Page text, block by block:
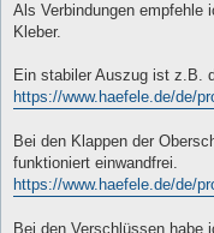
Als Verbindungen empfehle
Kleber.
Ein stabiler Auszug ist z.B.
https://www.haefele.de/de/
Bei den Klappen der
funktioniert einwandfrei.
https://www.haefele.de/de/
Bei den Verschlüssen habe